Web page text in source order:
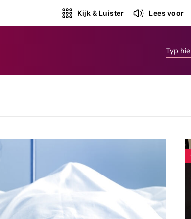
Kijk & Luister Lees voor